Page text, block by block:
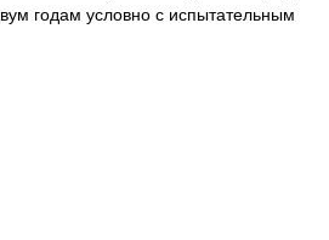
годам условно с испытательным